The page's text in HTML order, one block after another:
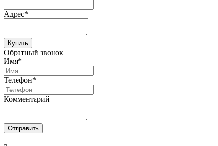
Адрес*
Купить
Обратный звонок
Имя*
Телефон*
Комментарий
Отправить